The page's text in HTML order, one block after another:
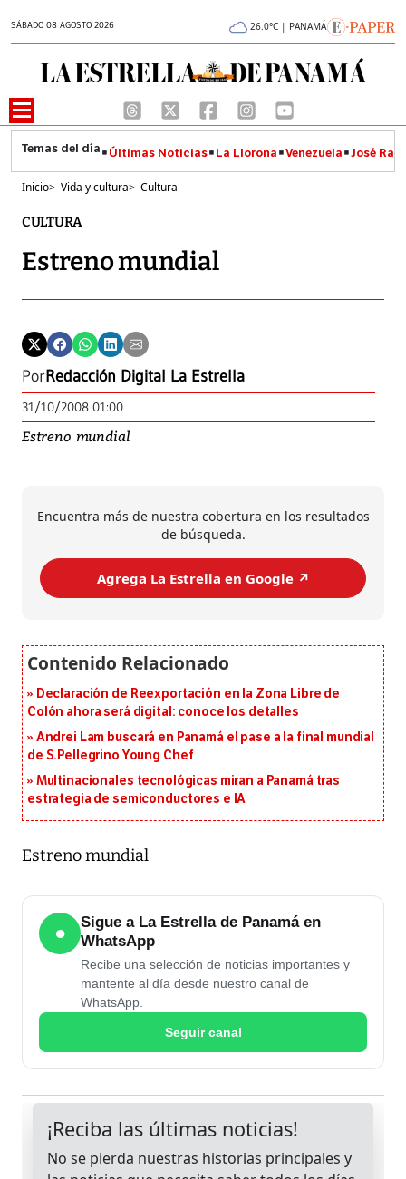
SÁBADO 08 AGOSTO 2026 26.0°C | PANAMÁ
Últimas Noticias La Llorona Venezuela José
Inicio> Vida y cultura> Cultura
CULTURA
Estreno mundial
PorRedacción Digital La Estrella
31/10/2008 01:00
Estreno mundial
Encuentra más de nuestra cobertura en los resultados
de búsqueda.
Agrega La Estrella en Google ↗️
Declaración de Reexportación en la Zona Libre de
Colón ahora será digital: conoce los detalles
Andrei Lam buscará en Panamá el pase a la final mundial
de S.Pellegrino Young Chef
Multinacionales tecnológicas miran a Panamá tras
estrategia de semiconductores e IA
Estreno mundial
●
Sigue a La Estrella de Panamá en
WhatsApp
Recibe una selección de noticias importantes y
mantente al día desde nuestro canal de
WhatsApp.
Seguir canal